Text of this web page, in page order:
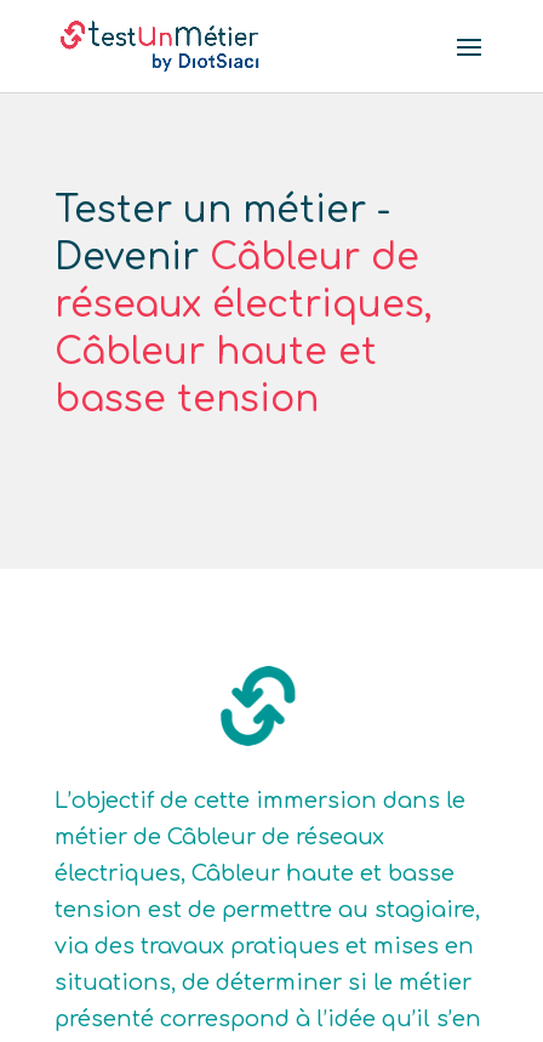
Tester un métier -
Devenir Câbleur de
réseaux électriques,
Câbleur haute et
basse tension
L’objectif de cette immersion dans le
métier de Câbleur de réseaux
électriques, Câbleur haute et basse
tension est de permettre au stagiaire,
via des travaux pratiques et mises en
situations, de déterminer si le métier
présenté correspond à l’idée qu’il s’en